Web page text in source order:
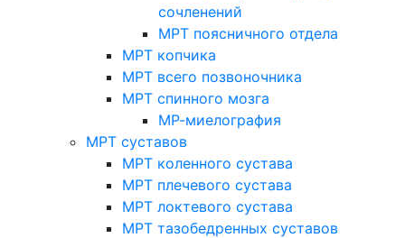
сочленений
МРТ поясничного отдела
МРТ копчика
МРТ всего позвоночника
МРТ спинного мозга
МР-миелография
МРТ суставов
МРТ коленного сустава
МРТ плечевого сустава
МРТ локтевого сустава
МРТ тазобедренных суставов